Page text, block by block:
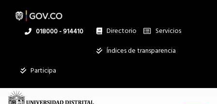
contenido
Linea
018000 - 914410 Directorio
Institucional
Servicios
Índices de transparencia
Participa